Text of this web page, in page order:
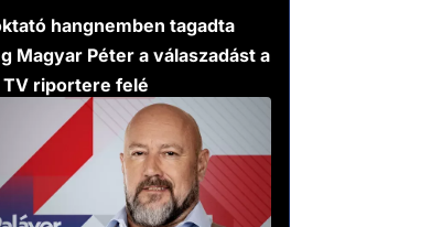
hangnemben tagadta
Magyar Péter a válaszadást a
TV riportere felé